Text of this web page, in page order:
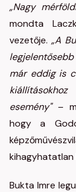
„Nagy
mondta
vezetője. „A
már eddig is
esemény"–
hogy a
Bukta Imre